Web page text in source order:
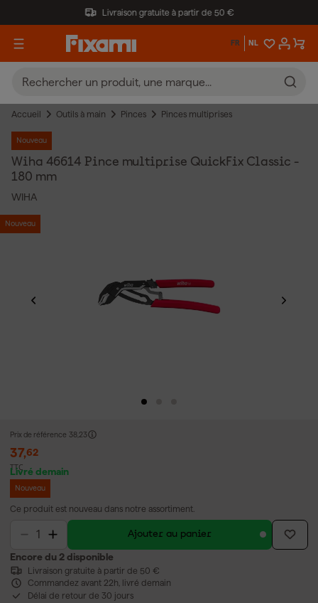
Livraison gratuite à partir de 50 €
FR NL
Accueil Outils à main Pinces Pinces multiprises
Nouveau
Wiha 46614 Pince multiprise QuickFix Classic -
180 mm
WIHA
Nouveau
Prix de référence 38,23
37,62
TTC
Livré demain
Nouveau
Ce produit est nouveau dans notre assortiment.
Ajouter au panier
Encore du 2 disponible
Livraison gratuite à partir de 50 €
Commandez avant 22h, livré demain
Délai de retour de 30 jours